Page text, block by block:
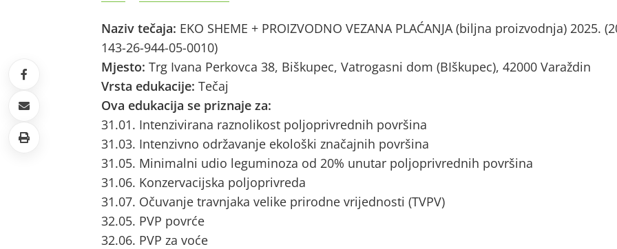
Naziv tečaja: EKO SHEME + PROIZVODNO VEZANA PLAĆANJA (biljna proizvodnja) 2025.
143-26-944-05-0010)
Mjesto: Trg Ivana Perkovca 38, Biškupec, Vatrogasni dom (BIškupec), 42000 Varaždin
Vrsta edukacije: Tečaj
Ova edukacija se priznaje za:
31.01. Intenzivirana raznolikost poljoprivrednih površina
31.03. Intenzivno održavanje ekološki značajnih površina
31.05. Minimalni udio leguminoza od 20% unutar poljoprivrednih površina
31.06. Konzervacijska poljoprivreda
31.07. Očuvanje travnjaka velike prirodne vrijednosti (TVPV)
32.05. PVP povrće
32.06. PVP za voće